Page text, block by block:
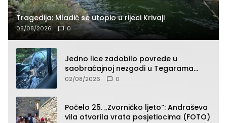
Tragedija: Mladić se utopio u rijeci Krivaji
08/08/2026 0
Jedno lice zadobilo povrede u
saobraćajnoj nezgodi u Tegarama
(FOTO)
02/08/2026 0
Počelo 25. „Zvorničko ljeto“: Andraševa
vila otvorila vrata posjetiocima (FOTO)